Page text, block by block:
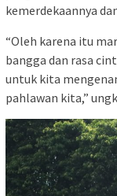
kemerdekaannya
“Oleh karena itu
bangga dan rasa
untuk kita
pahlawan kita,”